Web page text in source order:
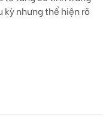
kỳ nhưng thể hiện rõ